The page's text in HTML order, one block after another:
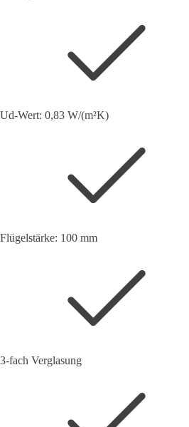
Ud-Wert: 0,83 W/(m²K)
Flügelstärke: 100 mm
3-fach Verglasung